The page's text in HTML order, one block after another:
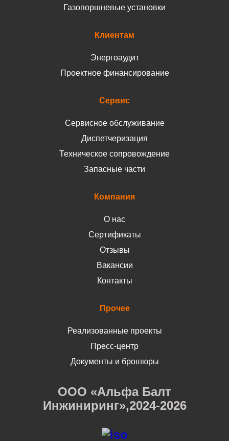
Газопоршневые установки
Клиентам
Энергоаудит
Проектное финансирование
Сервис
Сервисное обслуживание
Диспетчеризация
Техническое сопровождение
Запасные части
Компания
О нас
Сертификаты
Отзывы
Вакансии
Контакты
Прочее
Реализованные проекты
Пресс-центр
Документы и брошюры
ООО «Альфа Балт
Инжиниринг»,2024-2026